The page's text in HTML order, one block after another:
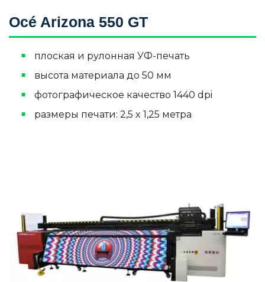
Océ Arizona 550 GT
плоская и рулонная УФ-печать
высота материала до 50 мм
фотографическое качество 1440 dpi
размеры печати: 2,5 x 1,25 метра